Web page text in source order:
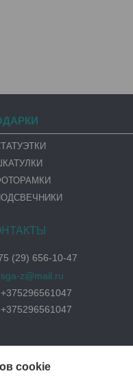
(29) 656-10-47
sga-z@mail.ru
+375296561047
+375296561047
cookie